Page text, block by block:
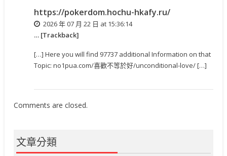
https://pokerdom.hochu-hkafy.ru/
2026 年 07 月 22 日 at 15:36:14
… [Trackback]
[…] Here you will find 97737 additional Information on that
Topic: no1pua.com/喜歡不等於好/unconditional-love/ […]
Comments are closed.
文章分類